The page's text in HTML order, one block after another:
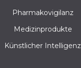
Pharmakovigilanz
Medizinprodukte
Künstlicher Intelligenz